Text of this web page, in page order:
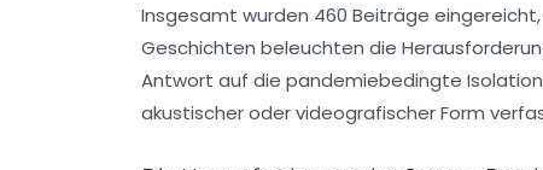
Insgesamt wurden 460 Beiträge
Geschichten beleuchten die
Antwort auf die pandemiebedingte Isolation
akustischer oder videografischer Form